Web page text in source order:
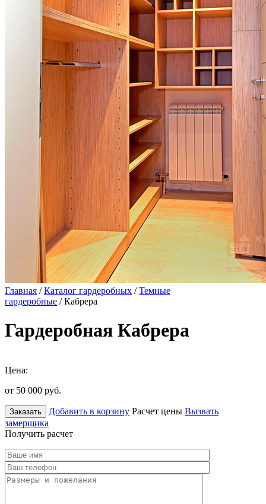
Главная /Каталог гардеробных /Темные
гардеробные / Кабрера
Гардеробная Кабрера
Цена:
от 50 000 руб.
Заказать Добавить в корзину Расчет цены Вызвать
замерщика
Получить расчет